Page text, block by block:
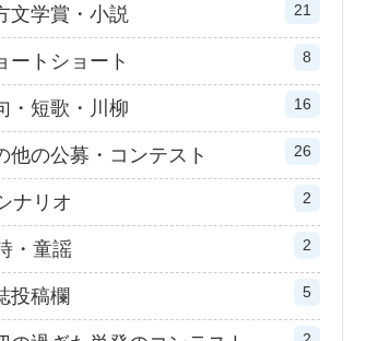
文学賞・小説 21
ートショート 8
・短歌・川柳 16
他の公募・コンテスト 26
ナリオ 2
・童謡 2
投稿欄 5